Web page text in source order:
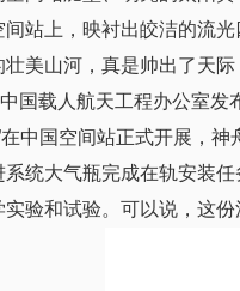
站上，映衬出皎洁的流
美山河，真是帅出了天际
国载人航天工程办公室发
在中国空间站正式开展，
统大气瓶完成在轨安装
验和试验。可以说，这